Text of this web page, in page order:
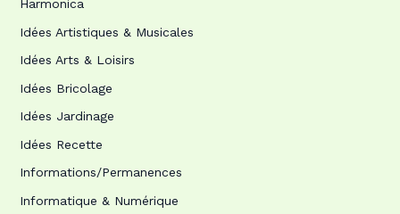
Harmonica
Idées Artistiques & Musicales
Idées Arts & Loisirs
Idées Bricolage
Idées Jardinage
Idées Recette
Informations/Permanences
Informatique & Numérique